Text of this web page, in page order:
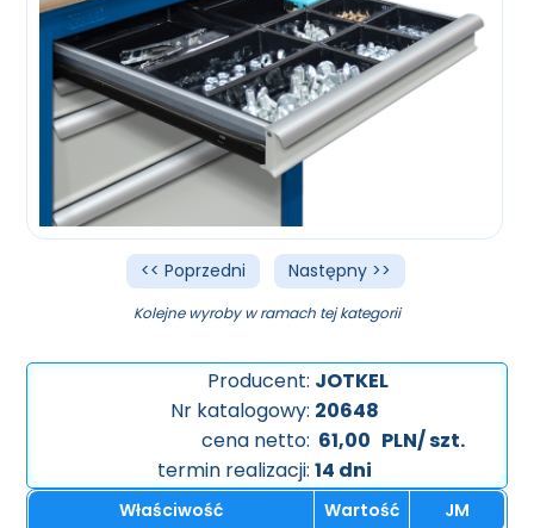
<< Poprzedni Następny >>
Kolejne wyroby w ramach tej kategorii
Producent: JOTKEL
Nr katalogowy: 20648
cena netto: 61,00 PLN/ szt.
termin realizacji: 14 dni
Właściwość Wartość
JM